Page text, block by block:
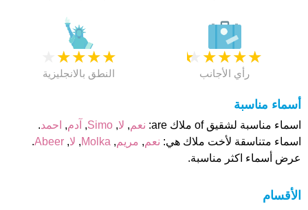
★
★
★
★
النطق بالانجليزية
★
★
★
★
★
رأي الأجانب
أسماء مناسبة
اسماء مناسبة لشقيق of ملاك are: نعم, لا,
Simo
, آدم, احمد.
اسماء متناسقة لأخت ملاك هي: نعم, مريم,
Molka
, لا,
Abeer
.
عرض أسماء اكثر مناسبة.
الأقسام